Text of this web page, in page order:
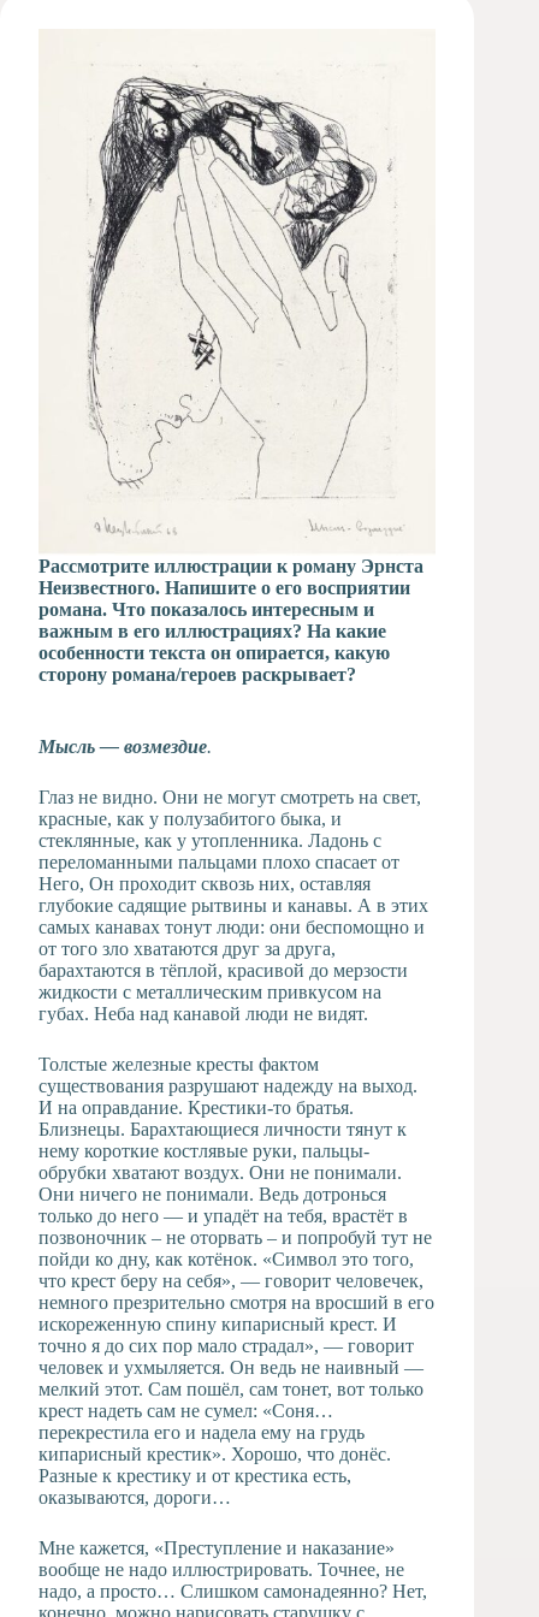
Музыкальное
отделение
Психологическая
Служба
Тьюторская
служба
Рассмотрите иллюстрации к роману Эрнста
Неизвестного. Напишите о его восприятии
романа. Что показалось интересным и
важным в его иллюстрациях? На какие
особенности текста он опирается, какую
сторону романа/героев раскрывает?
Мысль — возмездие.
Глаз не видно. Они не могут смотреть на свет,
красные, как у полузабитого быка, и
стеклянные, как у утопленника. Ладонь с
переломанными пальцами плохо спасает от
Него, Он проходит сквозь них, оставляя
глубокие садящие рытвины и канавы. А в этих
самых канавах тонут люди: они беспомощно и
от того зло хватаются друг за друга,
барахтаются в тёплой, красивой до мерзости
жидкости с металлическим привкусом на
губах. Неба над канавой люди не видят.
Толстые железные кресты фактом
существования разрушают надежду на выход.
И на оправдание. Крестики-то братья.
Близнецы. Барахтающиеся личности тянут к
нему короткие костлявые руки, пальцы-
обрубки хватают воздух. Они не понимали.
Они ничего не понимали. Ведь дотронься
только до него — и упадёт на тебя, врастёт в
позвоночник – не оторвать – и попробуй тут не
пойди ко дну, как котёнок. «Символ это того,
что крест беру на себя», — говорит человечек,
немного презрительно смотря на вросший в его
искореженную спину кипарисный крест. И
точно я до сих пор мало страдал», — говорит
человек и ухмыляется. Он ведь не наивный —
мелкий этот. Сам пошёл, сам тонет, вот только
крест надеть сам не сумел: «Соня…
перекрестила его и надела ему на грудь
кипарисный крестик». Хорошо, что донёс.
Разные к крестику и от крестика есть,
оказываются, дороги…
Мне кажется, «Преступление и наказание»
вообще не надо иллюстрировать. Точнее, не
надо, а просто… Слишком самонадеянно? Нет,
конечно, можно нарисовать старушку с